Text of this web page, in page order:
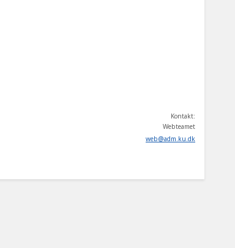
Kontakt:
Webteamet
web@adm.ku.dk